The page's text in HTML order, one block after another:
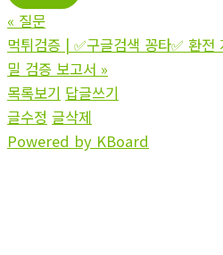
« 질문
먹튀검증 | ✅구글검색 꽁타✅ 환
밀 검증 보고서 »
목록보기 답글쓰기
글수정 글삭제
Powered by KBoard